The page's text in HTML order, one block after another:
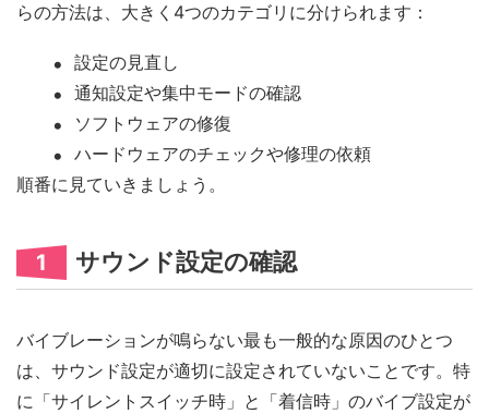
らの方法は、大きく4つのカテゴリに分けられます：
設定の見直し
通知設定や集中モードの確認
ソフトウェアの修復
ハードウェアのチェックや修理の依頼
順番に見ていきましょう。
1 サウンド設定の確認
バイブレーションが鳴らない最も一般的な原因のひとつ
は、サウンド設定が適切に設定されていないことです。特
に「サイレントスイッチ時」と「着信時」のバイブ設定が